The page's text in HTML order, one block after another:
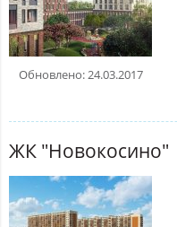
Обновлено: 24.03.2017
ЖК "Новокосино"